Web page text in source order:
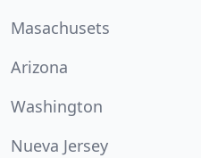
Masachusets
Arizona
Washington
Nueva Jersey